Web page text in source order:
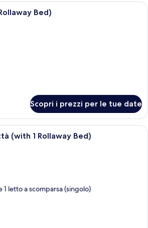
Camera d'albergo con un grande
Bed)
Scopri i prezzi per le tue date
Una camera d'hotel moderna con
(with 1 Rollaway Bed)
1 letto a scomparsa (singolo)